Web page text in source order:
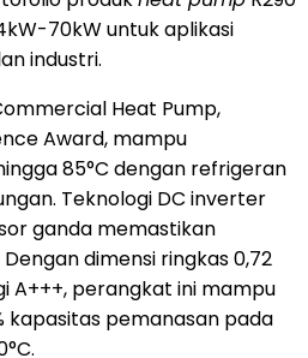
70kW untuk aplikasi
industri.
Heat Pump,
Award, mampu
85°C dengan refrigeran
Teknologi DC inverter
ganda memastikan
dimensi ringkas 0,72
A+++, perangkat ini mampu
kapasitas pemanasan pada